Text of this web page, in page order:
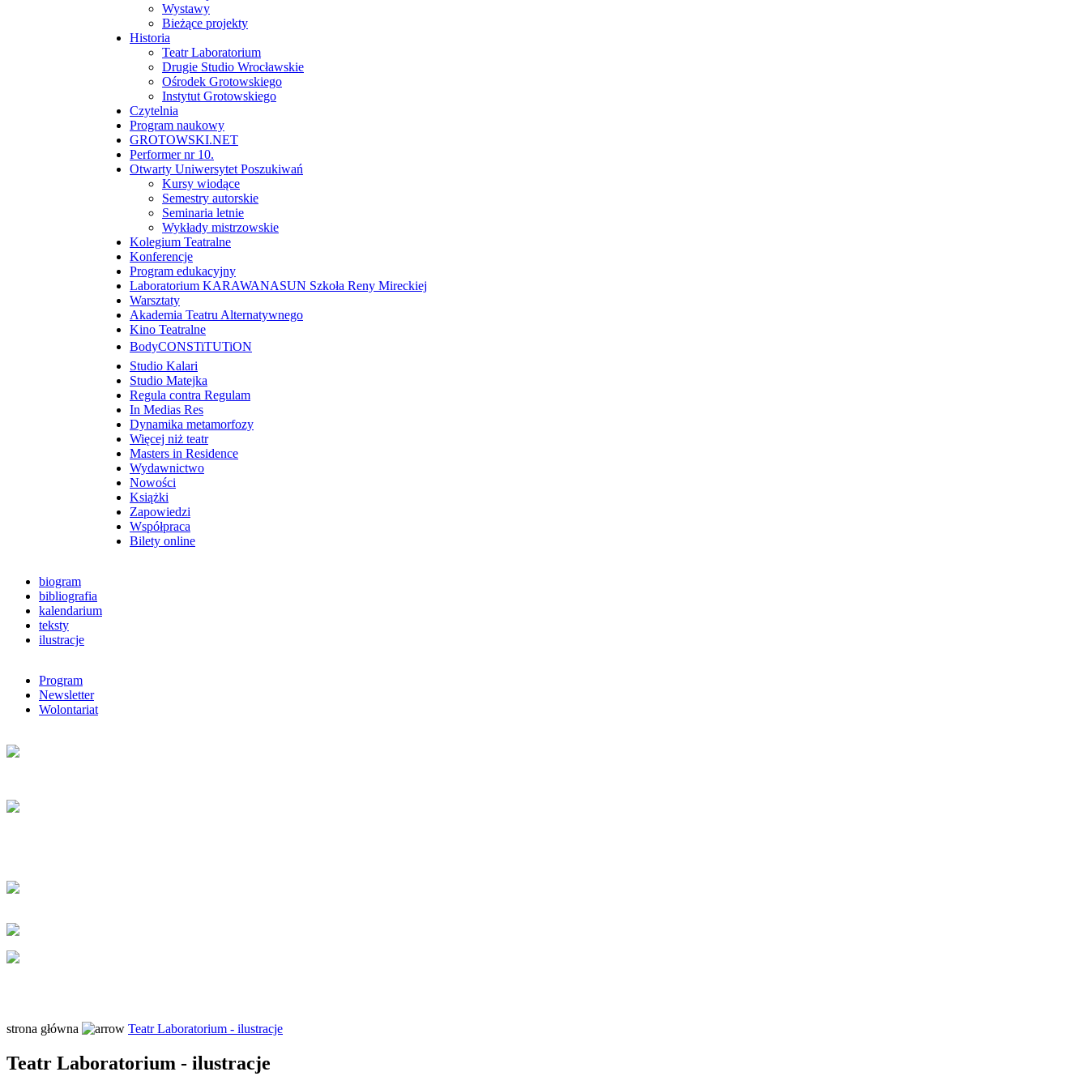
Wystawy
Bieżące projekty
Historia
Teatr Laboratorium
Drugie Studio Wrocławskie
Ośrodek Grotowskiego
Instytut Grotowskiego
Czytelnia
Program naukowy
GROTOWSKI.NET
Performer nr 10.
Otwarty Uniwersytet Poszukiwań
Kursy wiodące
Semestry autorskie
Seminaria letnie
Wykłady mistrzowskie
Kolegium Teatralne
Konferencje
Program edukacyjny
Laboratorium KARAWANASUN Szkoła Reny Mireckiej
Warsztaty
Akademia Teatru Alternatywnego
Kino Teatralne
BodyCONSTiTUTiON
Studio Kalari
Studio Matejka
Regula contra Regulam
In Medias Res
Dynamika metamorfozy
Więcej niż teatr
Masters in Residence
Wydawnictwo
Nowości
Książki
Zapowiedzi
Współpraca
Bilety online
biogram
bibliografia
kalendarium
teksty
ilustracje
Program
Newsletter
Wolontariat
strona główna Teatr Laboratorium - ilustracje
Teatr Laboratorium - ilustracje